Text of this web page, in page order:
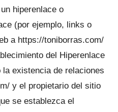
hiperenlace o
(por ejemplo, links o
a https://toniborras.com/
del Hiperenlace
existencia de relaciones
y el propietario del sitio
se establezca el